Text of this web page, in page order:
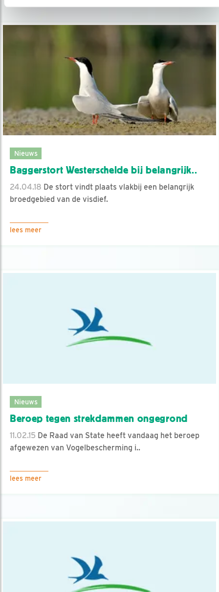
Nieuws
Baggerstort Westerschelde bij belangrijk..
24.04.18 De stort vindt plaats vlakbij een belangrijk
broedgebied van de visdief.
lees meer
Nieuws
Beroep tegen strekdammen ongegrond
11.02.15 De Raad van State heeft vandaag het beroep
afgewezen van Vogelbescherming i..
lees meer